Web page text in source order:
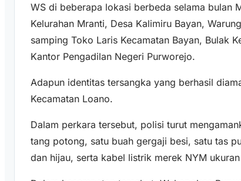
WS di beberapa lokasi berbeda selama bulan
Kelurahan Mranti, Desa Kalimiru Bayan,
samping Toko Laris Kecamatan Bayan, Bulak
Kantor Pengadilan Negeri Purworejo.
Adapun identitas tersangka yang berhasil
Kecamatan Loano.
Dalam perkara tersebut, polisi turut
tang potong, satu buah gergaji besi, satu tas
dan hijau, serta kabel listrik merek NYM